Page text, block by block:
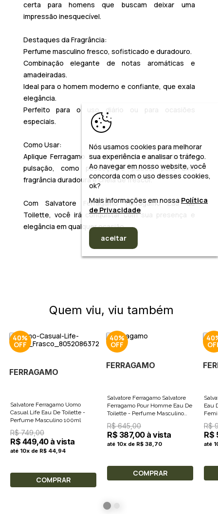
certa para homens que buscam deixar uma
impressão inesquecível.
Destaques da Fragrância:
Perfume masculino fresco, sofisticado e duradouro.
Combinação elegante de notas aromáticas e
amadeiradas.
Ideal para o homem moderno e confiante, que exala
elegância.
Perfeito para o uso diário ou para ocasiões
especiais.
Como Usar:
ApliqueFerragamo Eau de Toilettenos pontos de
pulsação, como pescoço e pulsos, para uma
fragrância duradoura e cheia de frescor.
Com Salvatore Ferragamo Ferragamo Eau de
Toilette, você irá conquistar com sua presença e
elegância em qualquer ocasião.
Quem viu, viu também
40%
FERRAGAMO
Salvatore Ferragamo Uomo
Casual Life Eau De Toilette -
Perfume Masculino 100ml
R$ 749,00
R$ 449,40 à vista
até 10x de R$ 44,94
COMPRAR
40%
FERRAGAMO
Salvatore Ferragamo Salvatore
Ferragamo Pour Homme Eau De
Toilette - Perfume Masculino
100ml
R$ 645,00
R$ 387,00 à vista
até 10x de R$ 38,70
COMPRAR
Eau
R$
R$
até
Nós usamos cookies para melhorar
sua experiência e analisar o tráfego.
Ao navegar em nosso website, você
concorda com o uso desses cookies,
ok?
Mais informações em nossa Política
de Privacidade
aceitar